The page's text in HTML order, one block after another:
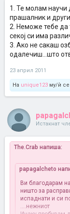
1. Те молам научи
прашалник и
2. Неможе тебе да
секој си има
3. Ако не сакаш
одалечиш...што
23 април 2011
На unique123 му/ѝ се
Истакнат
The.Crab напиша:
papagalcheto
Ви благодарам
ништо за
испаднати и си
....нежниот